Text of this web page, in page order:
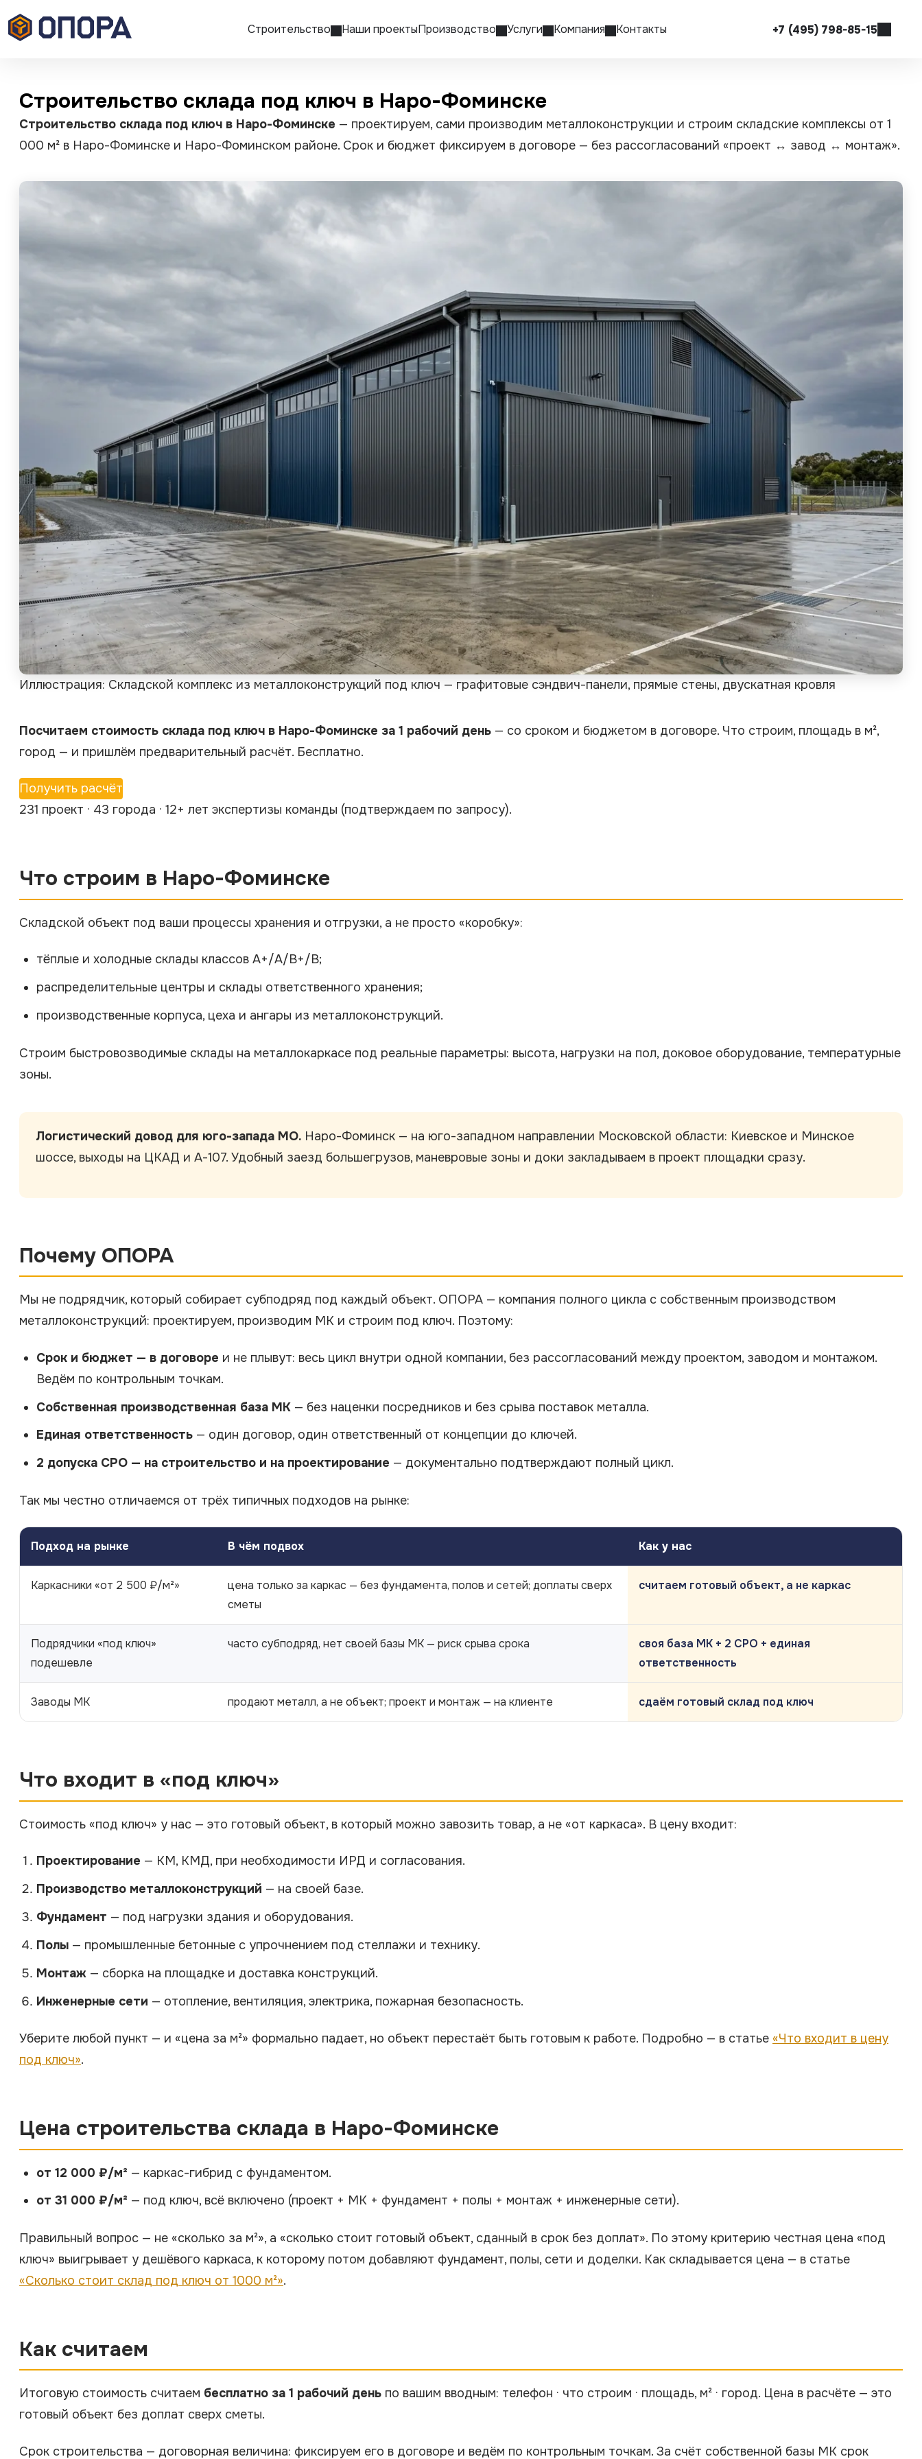
Строительство Наши проектыПроизводство Услуги Компания Контакты
+7 (495) 798-85-15
Адресс
г. Москва, Чермянский проезд, д.7
Строительство склада под ключ в Наро-Фоминске
Строительство склада под ключ в Наро-Фоминске — проектируем, сами производим металлоконструкции и строим складские комплексы от 1
000 м² в Наро-Фоминске и Наро-Фоминском районе. Срок и бюджет фиксируем в договоре — без рассогласований «проект ↔ завод ↔ монтаж».
Иллюстрация: Складской комплекс из металлоконструкций под ключ — графитовые сэндвич-панели, прямые стены, двускатная кровля
Посчитаем стоимость склада под ключ в Наро-Фоминске за 1 рабочий день — со сроком и бюджетом в договоре. Что строим, площадь в м²,
город — и пришлём предварительный расчёт. Бесплатно.
Получить расчёт
231 проект · 43 города · 12+ лет экспертизы команды (подтверждаем по запросу).
Что строим в Наро-Фоминске
Складской объект под ваши процессы хранения и отгрузки, а не просто «коробку»:
тёплые и холодные склады классов A+/A/B+/B;
распределительные центры и склады ответственного хранения;
производственные корпуса, цеха и ангары из металлоконструкций.
Строим быстровозводимые склады на металлокаркасе под реальные параметры: высота, нагрузки на пол, доковое оборудование, температурные
зоны.
Логистический довод для юго-запада МО. Наро-Фоминск — на юго-западном направлении Московской области: Киевское и Минское
шоссе, выходы на ЦКАД и А-107. Удобный заезд большегрузов, маневровые зоны и доки закладываем в проект площадки сразу.
Почему ОПОРА
Мы не подрядчик, который собирает субподряд под каждый объект. ОПОРА — компания полного цикла с собственным производством
металлоконструкций: проектируем, производим МК и строим под ключ. Поэтому:
Срок и бюджет — в договоре и не плывут: весь цикл внутри одной компании, без рассогласований между проектом, заводом и монтажом.
Ведём по контрольным точкам.
Собственная производственная база МК — без наценки посредников и без срыва поставок металла.
Единая ответственность — один договор, один ответственный от концепции до ключей.
2 допуска СРО — на строительство и на проектирование — документально подтверждают полный цикл.
Так мы честно отличаемся от трёх типичных подходов на рынке:
Подход на рынке В чём подвох Как у нас
Каркасники «от 2 500 ₽/м²»
цена только за каркас — без фундамента, полов и сетей; доплаты сверх
сметы
считаем готовый объект, а не каркас
Подрядчики «под ключ»
подешевле
часто субподряд, нет своей базы МК — риск срыва срока
своя база МК + 2 СРО + единая
ответственность
Заводы МК продают металл, а не объект; проект и монтаж — на клиенте сдаём готовый склад под ключ
Что входит в «под ключ»
Стоимость «под ключ» у нас — это готовый объект, в который можно завозить товар, а не «от каркаса». В цену входит:
Проектирование — КМ, КМД, при необходимости ИРД и согласования.
Производство металлоконструкций — на своей базе.
Фундамент — под нагрузки здания и оборудования.
Полы — промышленные бетонные с упрочнением под стеллажи и технику.
Монтаж — сборка на площадке и доставка конструкций.
Инженерные сети — отопление, вентиляция, электрика, пожарная безопасность.
Уберите любой пункт — и «цена за м²» формально падает, но объект перестаёт быть готовым к работе. Подробно — в статье «Что входит в цену
под ключ».
Цена строительства склада в Наро-Фоминске
от 12 000 ₽/м² — каркас-гибрид с фундаментом.
от 31 000 ₽/м² — под ключ, всё включено (проект + МК + фундамент + полы + монтаж + инженерные сети).
Правильный вопрос — не «сколько за м²», а «сколько стоит готовый объект, сданный в срок без доплат». По этому критерию честная цена «под
ключ» выигрывает у дешёвого каркаса, к которому потом добавляют фундамент, полы, сети и доделки. Как складывается цена — в статье
«Сколько стоит склад под ключ от 1000 м²».
Как считаем
Итоговую стоимость считаем бесплатно за 1 рабочий день по вашим вводным: телефон · что строим · площадь, м² · город. Цена в расчёте — это
готовый объект без доплат сверх сметы.
Срок строительства — договорная величина: фиксируем его в договоре и ведём по контрольным точкам. За счёт собственной базы МК срок